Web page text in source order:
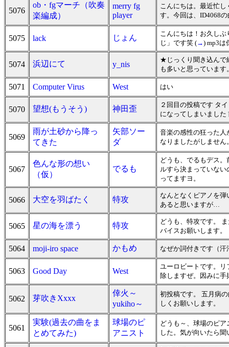
5076
ob・fgマーチ（吹奏
楽編成）
merry fg
player
こんにちは。最近忙
す。今回は、ID4068
5075 lack じょん
こんにちは！お久し
じ」です笑 (→) mp3は
5074 浜辺にて y_nis
★じっくり聞き込んで
も多いと思っていま
5071 Computer Virus West はい
5070 望想(もうそう) 神田歪
２回目の投稿です タ
になってしまいまし
5069
雨が土砂から降っ
てきた
矢部ソー
ダ
音楽の感性の狂った
なりましたがしませ
5067
色んな形の想い
（仮）
でるも
どうも、でるもデス
ルすら決まっていな
ってますヨ。
5066 大空を羽ばたく 特攻
なんとなくピアノを
あると思いますが…
5065 星の海を漂う 特攻
どうも、特攻です。
バイスお願いします。
5064 moji-iro space かもめ なぜか詞付きです（汗
5063 Good Day West
ユーロビートです。
除しますぜ。因みに手
5062 芽吹きXxxx
倖火～
yukiho～
初投稿です。 五月病
しくお願いします。
5061
実験(過去の曲をま
とめてみた)
球場のピ
アニスト
どうも～、球場のピ
した。気が向いたら